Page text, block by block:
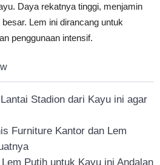
Daya rekatnya tinggi, menjamin
Lem ini dirancang untuk
penggunaan intensif.
Stadion dari Kayu ini agar
Furniture Kantor dan Lem
Putih untuk Kayu ini Andalan